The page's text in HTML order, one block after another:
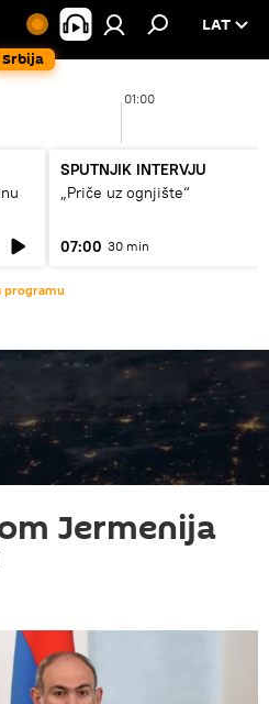
Srbija
LAT
01:00
SPUTNJIK INTERVJU
„Priče uz ognjište“
07:00 30 min
programu
Jermenija